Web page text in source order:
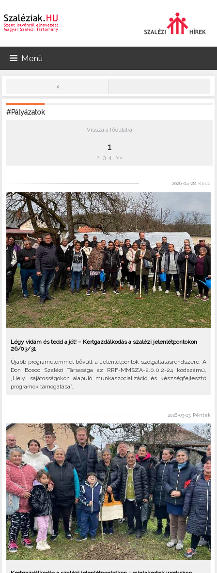
Menü
<
#Pályázatok
Vissza a főoldalra
1
2 3 4 >>
2026-04-28, Kedd
Légy vidám és tedd a jót! – Kertgazdálkodás a szalézi jelenlétpontokon
26/03/31
Újabb programelemmel bővült a Jelenlétpontok szolgáltatásrendszere: A
Don Bosco Szalézi Társasága az RRF-MMSZA-2.0.0.2-24 kódszámú,
„Helyi sajátosságokon alapuló munkaszocializáció és készségfejlesztő
programok támogatása”..
2026-03-13, Péntek